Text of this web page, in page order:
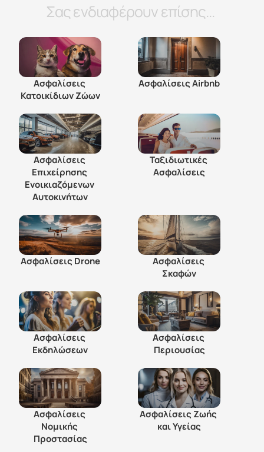
Σας ενδιαφέρουν επίσης...
Ασφαλίσεις
Κατοικίδιων Ζώων
Ασφαλίσεις Airbnb
Ασφαλίσεις
Επιχείρησης
Ενοικιαζόμενων
Αυτοκινήτων
Ταξιδιωτικές
Ασφαλίσεις
Ασφαλίσεις Drone
Ασφαλίσεις
Σκαφών
Ασφαλίσεις
Εκδηλώσεων
Ασφαλίσεις
Περιουσίας
Ασφαλίσεις
Νομικής
Προστασίας
Ασφαλίσεις Ζωής
και Υγείας